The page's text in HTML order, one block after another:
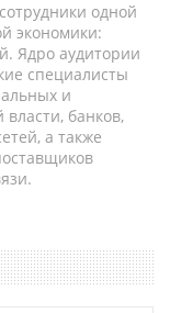
одной
экономики:
Ядро аудитории
специалисты
и
власти, банков,
а также